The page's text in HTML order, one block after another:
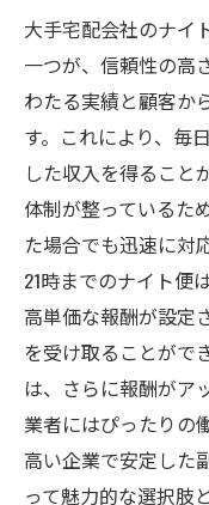
大手宅配会社のナイ
一つが、信頼性の高
わたる実績と顧客か
す。これにより、毎
した収入を得ること
体制が整っているた
た場合でも迅速に対
21時までのナイト便
高単価な報酬が設定
を受け取ることがで
は、さらに報酬がア
業者にはぴったりの
高い企業で安定した
って魅力的な選択肢